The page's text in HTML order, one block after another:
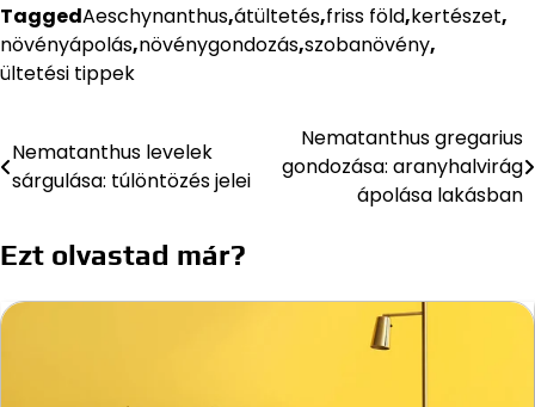
TaggedAeschynanthus,átültetés,friss föld,kertészet,
növényápolás,növénygondozás,szobanövény,
ültetési tippek
Bejegyzés
navigáció
Nematanthus levelek
sárgulása: túlöntözés jelei
Nematanthus gregarius
gondozása: aranyhalvirág
ápolása lakásban
Ezt olvastad már?